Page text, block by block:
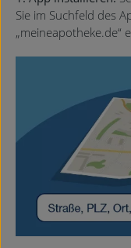
Sie im Suchfeld des
„meineapotheke.de“